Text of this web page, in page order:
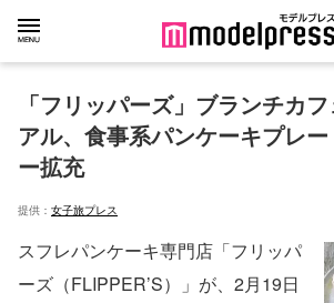
「フリッパーズ」ブランチカ
アル、食事系パンケーキプレ
ー拡充
提供： 女子旅プレス
スフレパンケーキ専門店「フリッパ
ーズ（FLIPPER’S）」が、2月19日